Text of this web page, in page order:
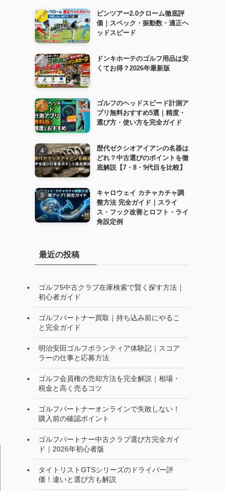
ピンツアー2.0クローム徹底評
価｜スペック・振動数・適正ヘ
ッドスピード
ドンキホーテのゴルフ用品は安
くてお得？2026年最新版
ゴルフのヘッドスピード計測ア
プリ無料おすすめ5選｜精度・
選び方・使い方を完全ガイド
歴代ゼクシオアイアンの名器は
どれ？中古選びのポイントを徹
底解説【7・8・9代目を比較】
キャロウェイ カチャカチャ調
整方法 完全ガイド｜スライ
ス・フック改善とロフト・ライ
角設定例
最近の投稿
ゴルフ5中古クラブ在庫検索で賢く探す方法｜
初心者ガイド
ゴルフパートナー買取｜持ち込み前にやるこ
と完全ガイド
明治安田ゴルフボランティア体験記｜スコア
ラーの仕事と応募方法
ゴルフ会員権の売却方法を完全解説｜相場・
税金と高く売るコツ
ゴルフパートナーオンラインで失敗しない！
購入前の確認ポイント
ゴルフパートナー中古クラブ選び方完全ガイ
ド｜2026年初心者版
タイトリストGTSシリーズのドライバー評
価！違いと選び方も解説